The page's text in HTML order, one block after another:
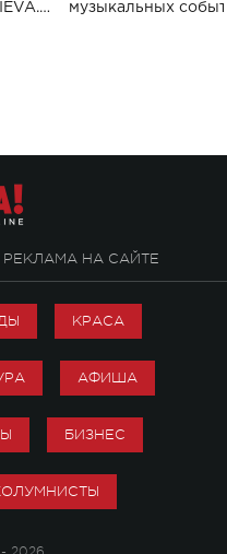
музыкальных
РЕКЛАМА НА САЙТЕ
КРАСА
АФИША
БИЗНЕС